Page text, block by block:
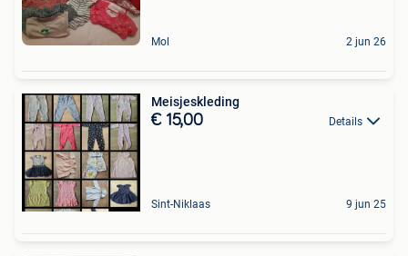
Mol 2 jun 26
Meisjeskleding
€ 15,00 Details
Sint-Niklaas 9 jun 25